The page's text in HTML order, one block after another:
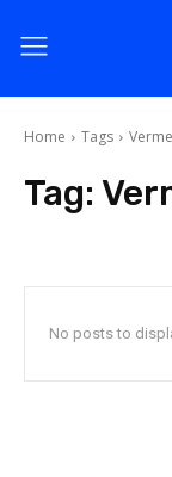
Home Tags
Tag:
No posts to